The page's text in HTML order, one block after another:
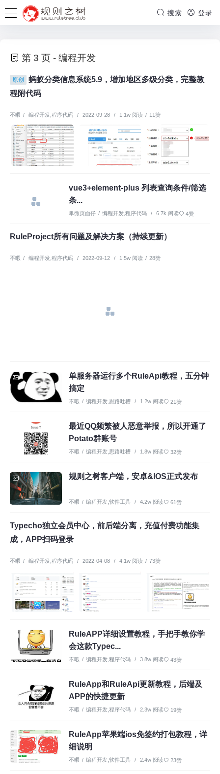
搜索 登录
第 3 页 - 编程开发
原创
蚂蚁分类信息系统5.9，增加地区多级分类，完整教
程附代码
不暇 / 编程开发 程序代码 / 2022-09-28 / 1.1w 阅读 / 11赞
vue3+element-plus 列表查询条件/筛选
条...
卑微页面仔 / 编程开发 程序代码 / 6.7k 阅读 4赞
RuleProject所有问题及解决方案（持续更新）
不暇 / 编程开发,程序代码 / 2022-09-12 / 1.5w 阅读 / 28赞
单服务器运行多个RuleApi教程，五分钟
搞定
不暇 / 编程开发 思路吐槽 / 1.2w 阅读 21赞
最近QQ频繁被人恶意举报，所以开通了
Potato群账号
不暇 / 编程开发 思路吐槽 / 1.8w 阅读 32赞
规则之树客户端，安卓&IOS正式发布
不暇 / 编程开发 软件工具 / 4.2w 阅读 61赞
Typecho独立会员中心，前后端分离，充值付费功能集
成，APP扫码登录
不暇 / 编程开发 程序代码 / 2022-04-08 / 4.1w 阅读 / 73赞
RuleAPP详细设置教程，手把手教你学
会这款Typec...
不暇 / 编程开发 程序代码 / 3.8w 阅读 43赞
RuleApp和RuleApi更新教程，后端及
APP的快捷更新
不暇 / 编程开发 程序代码 / 2.3w 阅读 19赞
RuleApp苹果端ios免签约打包教程，详
细说明
不暇 / 编程开发 软件工具 / 2.4w 阅读 23赞